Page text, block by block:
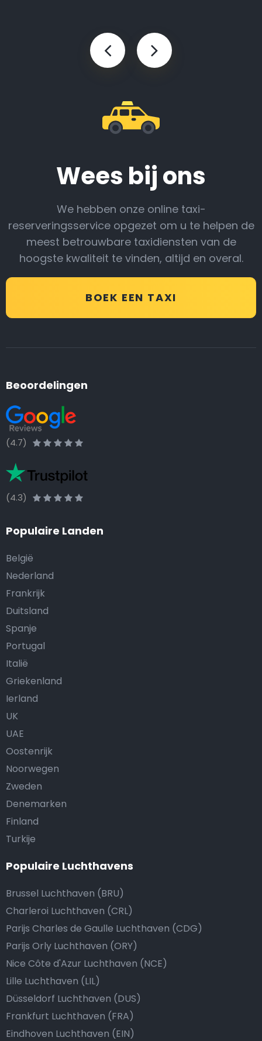
Wees bij ons
We hebben onze online taxi-
reserveringsservice opgezet om u te helpen de
meest betrouwbare taxidiensten van de
hoogste kwaliteit te vinden, altijd en overal.
BOEK EEN TAXI
Beoordelingen
(4.7)
(4.3)
Populaire Landen
België
Nederland
Frankrijk
Duitsland
Spanje
Portugal
Italië
Griekenland
Ierland
UK
UAE
Oostenrijk
Noorwegen
Zweden
Denemarken
Finland
Turkije
Populaire Luchthavens
Brussel Luchthaven (BRU)
Charleroi Luchthaven (CRL)
Parijs Charles de Gaulle Luchthaven (CDG)
Parijs Orly Luchthaven (ORY)
Nice Côte d'Azur Luchthaven (NCE)
Lille Luchthaven (LIL)
Düsseldorf Luchthaven (DUS)
Frankfurt Luchthaven (FRA)
Eindhoven Luchthaven (EIN)